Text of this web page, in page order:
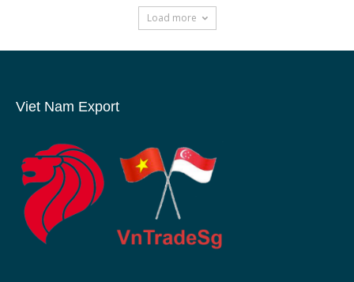
Load more
Viet Nam Export